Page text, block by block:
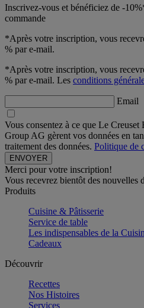
Inscrivez-vous et bénéficiez de -
commande
*Après votre inscription, vous
% par e-mail.
*Après votre inscription, vous
% par e-mail. Les conditions
Email
Vous consentez à ce que Le
Group AG gèrent vos données en
traitement des données. Politique de
Merci pour votre inscription!
Vous recevrez bientôt des nouvelles
Produits
Cuisine & Pâtisserie
Service de table
Les indispensables de la
Cadeaux
Découvrir
Recettes
Nos Histoires
Services